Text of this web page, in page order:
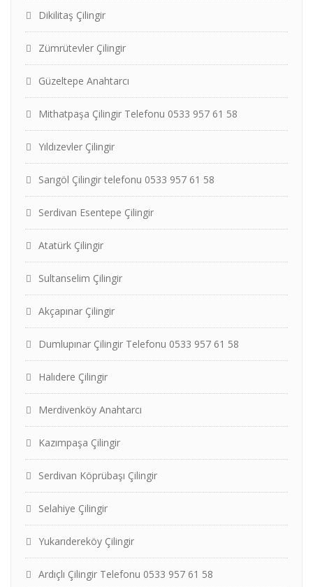
Dikilitaş Çilingir
Zümrütevler Çilingir
Güzeltepe Anahtarcı
Mithatpaşa Çilingir Telefonu 0533 957 61 58
Yıldızevler Çilingir
Sarıgöl Çilingir telefonu 0533 957 61 58
Serdivan Esentepe Çilingir
Atatürk Çilingir
Sultanselim Çilingir
Akçapınar Çilingir
Dumlupınar Çilingir Telefonu 0533 957 61 58
Halıdere Çilingir
Merdivenköy Anahtarcı
Kazımpaşa Çilingir
Serdivan Köprübaşı Çilingir
Selahiye Çilingir
Yukarıdereköy Çilingir
Ardıçlı Çilingir Telefonu 0533 957 61 58